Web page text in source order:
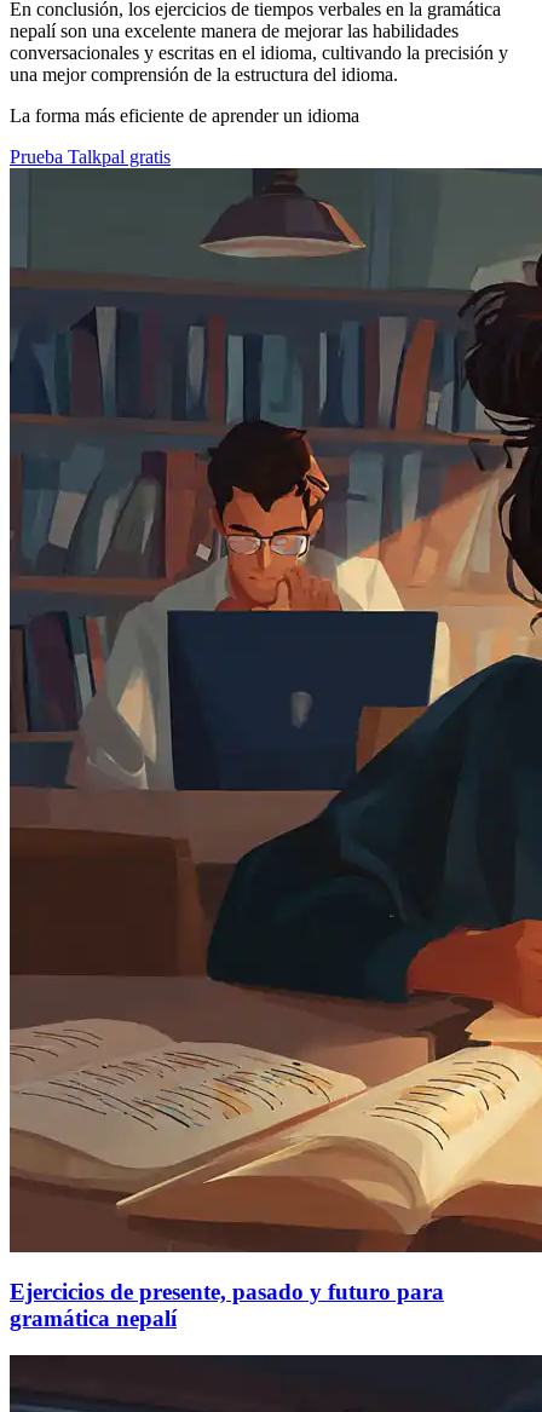
En conclusión, los ejercicios de tiempos verbales en la gramática
nepalí son una excelente manera de mejorar las habilidades
conversacionales y escritas en el idioma, cultivando la precisión y
una mejor comprensión de la estructura del idioma.
La forma más eficiente de aprender un idioma
Prueba Talkpal gratis
Ejercicios de presente, pasado y futuro para
gramática nepalí